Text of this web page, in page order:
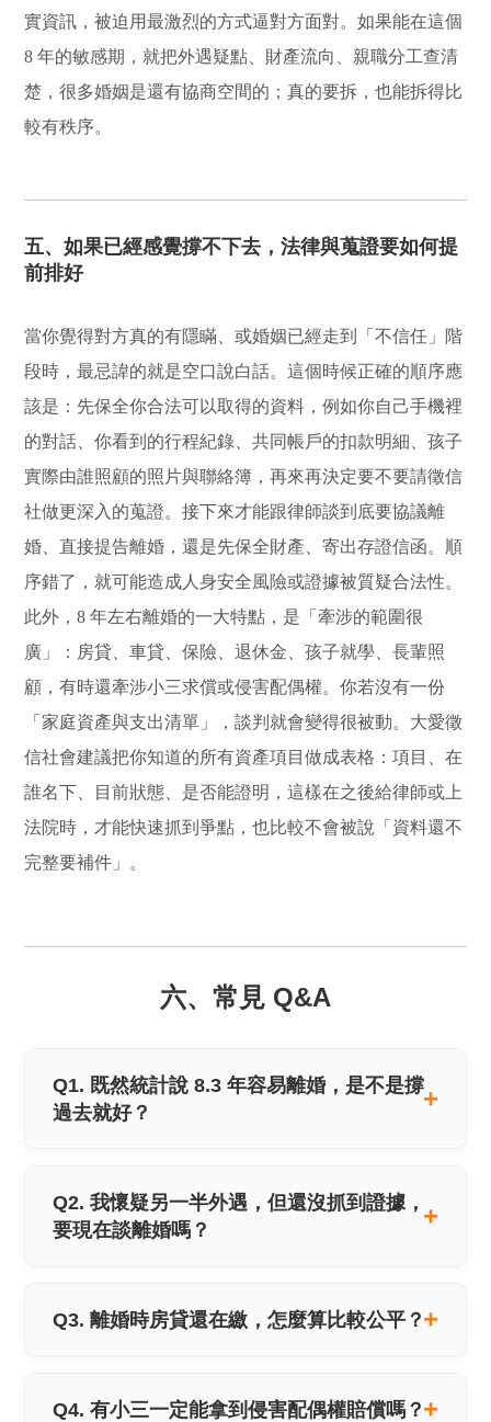
實資訊，被迫用最激烈的方式逼對方面對。如果能在這個
8 年的敏感期，就把外遇疑點、財產流向、親職分工查清
楚，很多婚姻是還有協商空間的；真的要拆，也能拆得比
較有秩序。
五、如果已經感覺撐不下去，法律與蒐證要如何提
前排好
當你覺得對方真的有隱瞞、或婚姻已經走到「不信任」階
段時，最忌諱的就是空口說白話。這個時候正確的順序應
該是：先保全你合法可以取得的資料，例如你自己手機裡
的對話、你看到的行程紀錄、共同帳戶的扣款明細、孩子
實際由誰照顧的照片與聯絡簿，再來再決定要不要請徵信
社做更深入的蒐證。接下來才能跟律師談到底要協議離
婚、直接提告離婚，還是先保全財產、寄出存證信函。順
序錯了，就可能造成人身安全風險或證據被質疑合法性。
此外，8 年左右離婚的一大特點，是「牽涉的範圍很
廣」：房貸、車貸、保險、退休金、孩子就學、長輩照
顧，有時還牽涉小三求償或侵害配偶權。你若沒有一份
「家庭資產與支出清單」，談判就會變得很被動。大愛徵
信社會建議把你知道的所有資產項目做成表格：項目、在
誰名下、目前狀態、是否能證明，這樣在之後給律師或上
法院時，才能快速抓到爭點，也比較不會被說「資料還不
完整要補件」。
六、常見 Q&A
Q1. 既然統計說 8.3 年容易離婚，是不是撐
過去就好？
Q2. 我懷疑另一半外遇，但還沒抓到證據，
要現在談離婚嗎？
Q3. 離婚時房貸還在繳，怎麼算比較公平？
Q4. 有小三一定能拿到侵害配偶權賠償嗎？